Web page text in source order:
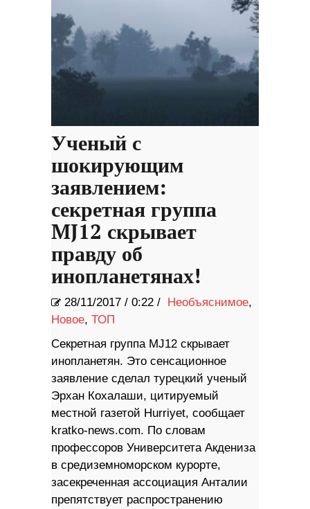
Ученый с
шокирующим
заявлением:
секретная группа
MJ12 скрывает
правду об
инопланетянах!
28/11/2017 / 0:22 / Необъяснимое,
Новое, ТОП
Секретная группа MJ12 скрывает
инопланетян. Это сенсационное
заявление сделал турецкий ученый
Эрхан Кохалаши, цитируемый
местной газетой Hurriyet, сообщает
kratko-news.com. По словам
профессоров Университета Акдениза
в средиземноморском курорте,
засекреченная ассоциация Анталии
препятствует распространению